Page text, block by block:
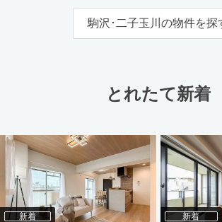
駒沢･二子玉川の物件を探
とれたて新着
新着 新着